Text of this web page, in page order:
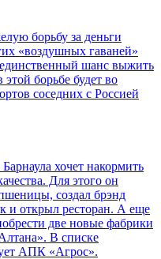
борьбу за деньги
«воздушных гаваней»
шанс выжить
этой борьбе будет во
соседних с Россией
хочет накормить
Для этого он
создал брэнд
и открыл ресторан. А еще
две новые фабрики
В списке
АПК «Агрос».